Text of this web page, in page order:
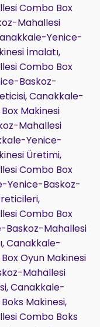
Combo Box
Mahallesi
Yenice-
İmalatı,
Combo Box
Baskoz-
Canakkale-
Makinesi
Mahallesi
Yenice-
Üretimi,
Combo Box
Yenice-Baskoz-
Combo Box
Baskoz-Mahallesi
Canakkale-
Oyun Makinesi
Mahallesi
Canakkale-
Makinesi,
Combo Boks